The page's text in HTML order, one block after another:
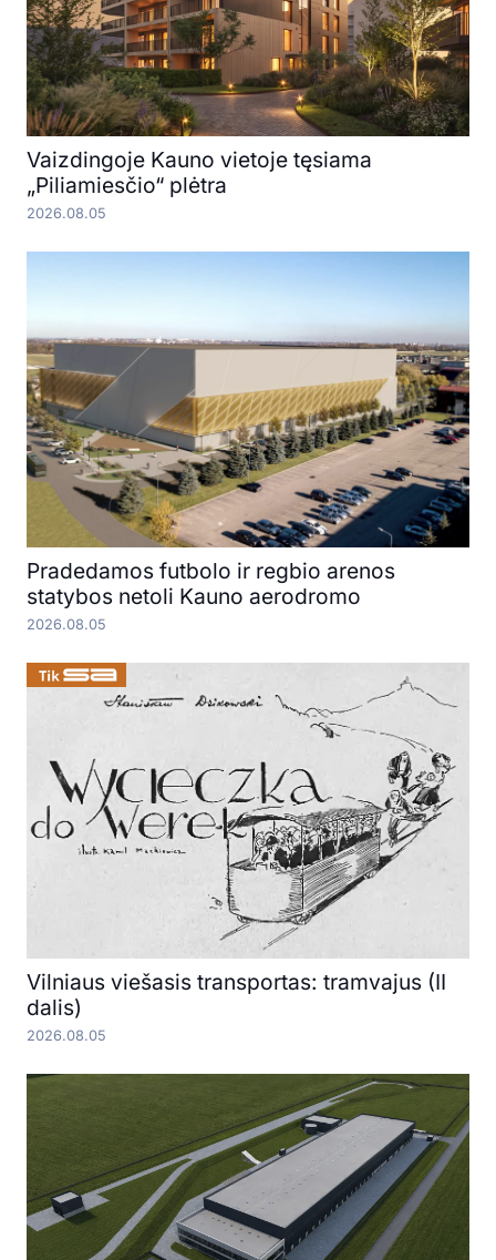
Vaizdingoje Kauno vietoje tęsiama
„Piliamiesčio“ plėtra
2026.08.05
Pradedamos futbolo ir regbio arenos
statybos netoli Kauno aerodromo
2026.08.05
Vilniaus viešasis transportas: tramvajus (II
dalis)
2026.08.05